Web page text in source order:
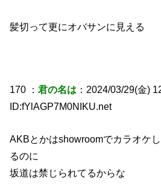
髪切って更にオバサンに見える
170 ：君の名は ：2024/03/29(金)
ID:fYlAGP7M0NIKU.net
AKBとかはshowroomでカラオケ
るのに
坂道は禁じられてるからな